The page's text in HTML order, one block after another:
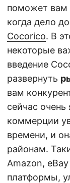
поможет вам
когда дело
Cocorico. В
некоторые
введение
развернуть
вам
сейчас
коммерции
времени, и
районам.
Amazon,
платформы,